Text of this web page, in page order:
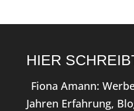
HIER
Fiona Amann:
Jahren Erfahrung,